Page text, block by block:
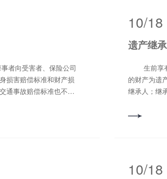
损害赔偿标准和财产损
通事故赔偿标准也不尽
宿费、住院期间伙食
10/18
遗产继承
的财产为遗
继承人；继
10/18